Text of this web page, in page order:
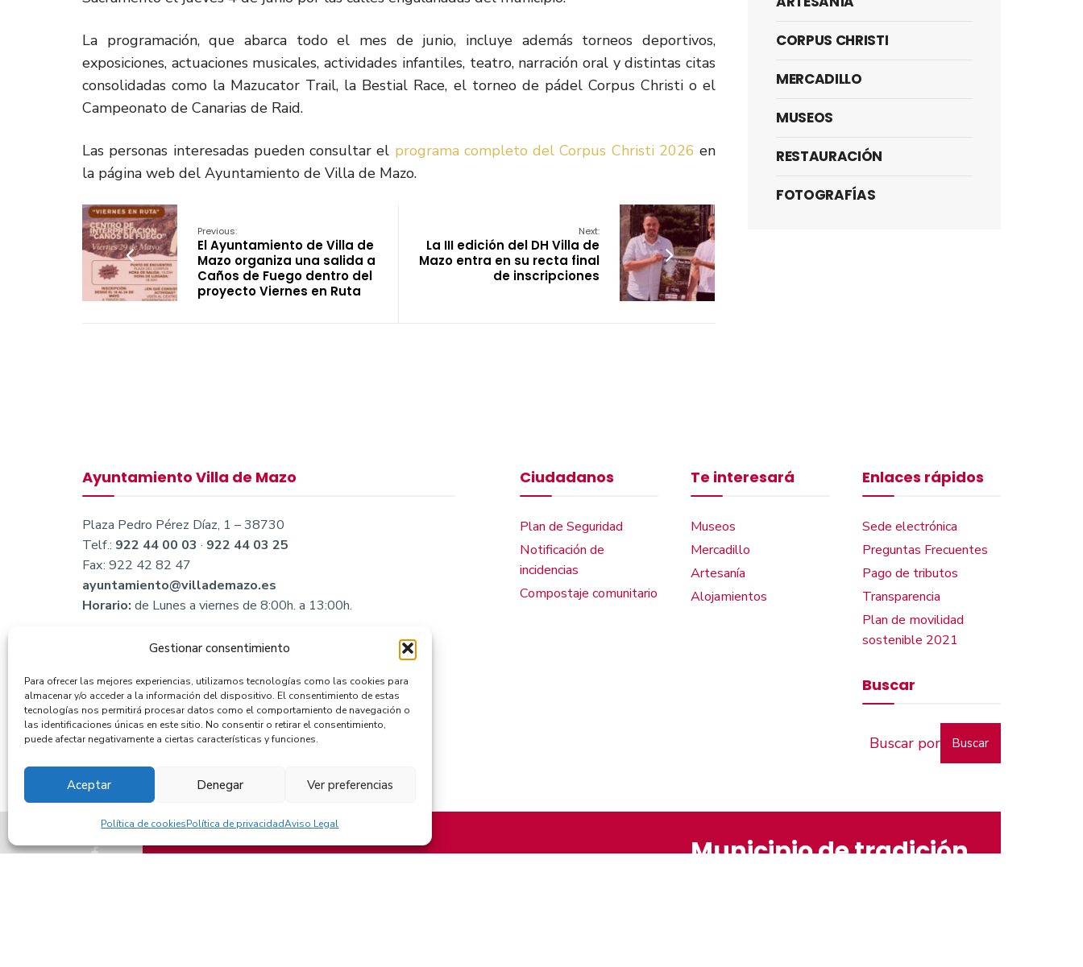
Gestionar consentimiento
Para ofrecer las mejores experiencias, utilizamos tecnologías como las cookies para
almacenar y/o acceder a la información del dispositivo. El consentimiento de estas
tecnologías nos permitirá procesar datos como el comportamiento de navegación o
las identificaciones únicas en este sitio. No consentir o retirar el consentimiento,
puede afectar negativamente a ciertas características y funciones.
Aceptar Denegar Ver preferencias
Política de cookiesPolítica de privacidadAviso Legal
La programación, que abarca todo el mes de junio, incluye además torneos deportivos,
exposiciones, actuaciones musicales, actividades infantiles, teatro, narración oral y distintas citas
consolidadas como la Mazucator Trail, la Bestial Race, el torneo de pádel Corpus Christi o el
Campeonato de Canarias de Raid.
Las personas interesadas pueden consultar el programa completo del Corpus Christi 2026 en
la página web del Ayuntamiento de Villa de Mazo.
Previous:
El Ayuntamiento de Villa de
Mazo organiza una salida a
Caños de Fuego dentro del
proyecto Viernes en Ruta
Next:
La III edición del DH Villa de
Mazo entra en su recta final
de inscripciones
CORPUS CHRISTI
MERCADILLO
MUSEOS
RESTAURACIÓN
FOTOGRAFÍAS
Ayuntamiento Villa de Mazo
Plaza Pedro Pérez Díaz, 1 – 38730
Telf.: 922 44 00 03 · 922 44 03 25
Fax: 922 42 82 47
ayuntamiento@villademazo.es
Horario: de Lunes a viernes de 8:00h. a 13:00h.
Ciudadanos
Plan de Seguridad
Notificación de
incidencias
Compostaje comunitario
Te interesará
Museos
Mercadillo
Artesanía
Alojamientos
Enlaces rápidos
Sede electrónica
Preguntas Frecuentes
Pago de tributos
Transparencia
Plan de movilidad
sostenible 2021
Buscar
Buscar
Municipio de tradición